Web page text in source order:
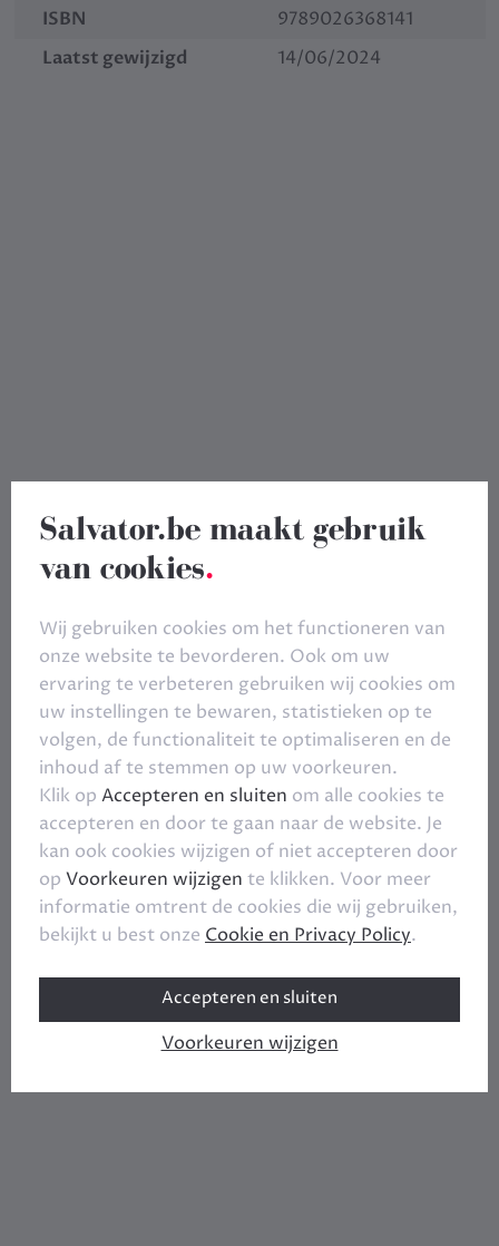
ISBN
9789026368141
Laatst gewijzigd
14/06/2024
Salvator.be maakt gebruik
van cookies.
Wij gebruiken cookies om het functioneren van
onze website te bevorderen. Ook om uw
ervaring te verbeteren gebruiken wij cookies om
uw instellingen te bewaren, statistieken op te
volgen, de functionaliteit te optimaliseren en de
inhoud af te stemmen op uw voorkeuren.
Klik op Accepteren en sluiten om alle cookies te
accepteren en door te gaan naar de website. Je
kan ook cookies wijzigen of niet accepteren door
op Voorkeuren wijzigen te klikken. Voor meer
informatie omtrent de cookies die wij gebruiken,
bekijkt u best onze Cookie en Privacy Policy.
Accepteren en sluiten
Voorkeuren wijzigen